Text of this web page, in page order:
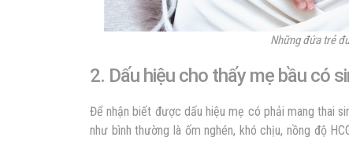
Những đứa trẻ
2. Dấu hiệu cho thấy mẹ bầu có
Để nhận biết được dấu hiệu mẹ có phải mang thai
như bình thường là ốm nghén, khó chịu, nồng độ